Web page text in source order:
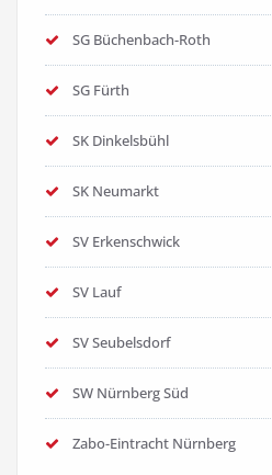
SG Büchenbach-Roth
SG Fürth
SK Dinkelsbühl
SK Neumarkt
SV Erkenschwick
SV Lauf
SV Seubelsdorf
SW Nürnberg Süd
Zabo-Eintracht Nürnberg